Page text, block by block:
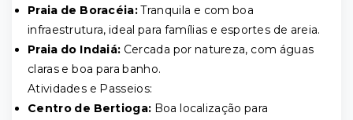
Praia de Boracéia:Tranquila e com boa
infraestrutura, ideal para famílias e esportes de areia.
Praia do Indaiá: Cercada por natureza, com águas
claras e boa para banho.
Atividades e Passeios:
Centro de Bertioga: Boa localização para